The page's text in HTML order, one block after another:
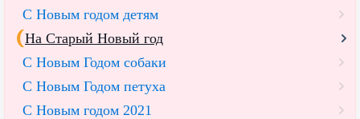
С Новым годом детям
На Старый Новый год
С Новым Годом собаки
С Новым Годом петуха
С Новым годом 2021